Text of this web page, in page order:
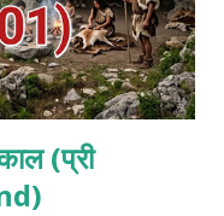
(प्री